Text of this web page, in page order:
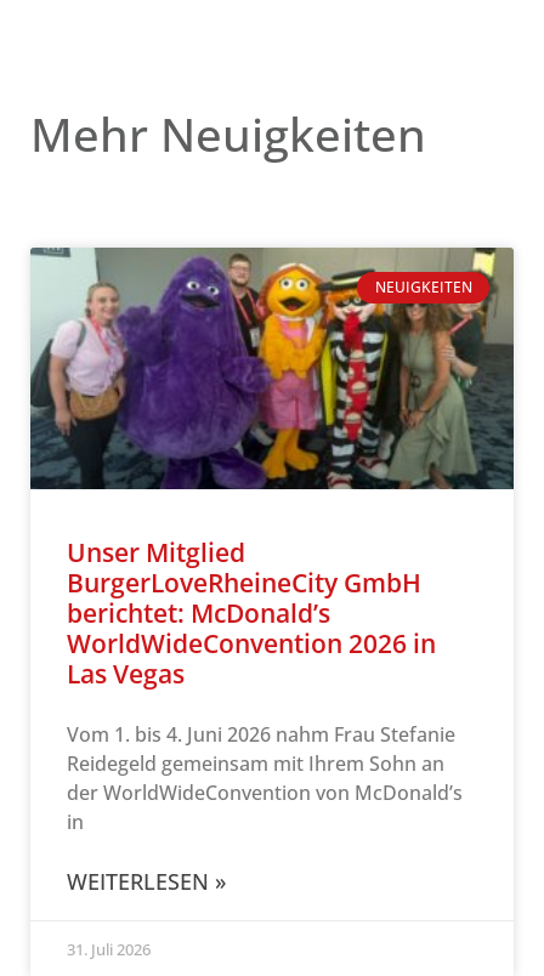
Mehr Neuigkeiten
NEUIGKEITEN
Unser Mitglied
BurgerLoveRheineCity GmbH
berichtet: McDonald’s
WorldWideConvention 2026 in
Las Vegas
Vom 1. bis 4. Juni 2026 nahm Frau Stefanie
Reidegeld gemeinsam mit Ihrem Sohn an
der WorldWideConvention von McDonald’s
in
WEITERLESEN »
31. Juli 2026